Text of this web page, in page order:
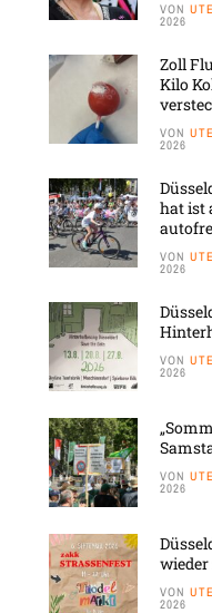
VON
2026
Zoll
Kilo
VON
2026
hat ist
VON
2026
VON
2026
VON
2026
VON
2026